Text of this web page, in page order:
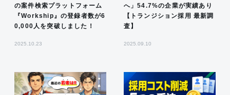
の案件検索プラットフォーム
『Workship』の登録者数が6
0,000人を突破しました！
2025.10.23
へ」54.7%の企業が実績あり
【トランジション採用 最新調
査】
2025.09.10